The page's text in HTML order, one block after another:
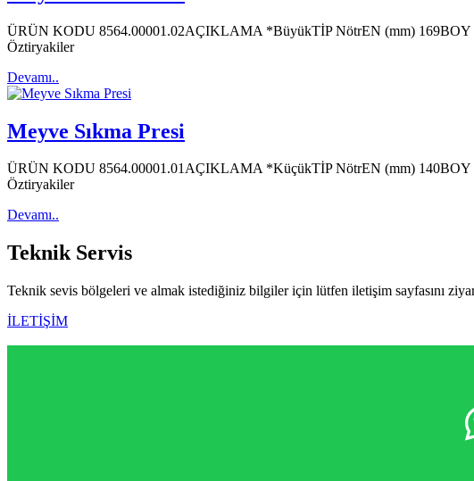
ÜRÜN KODU 8564.00001.02AÇIKLAMA *BüyükTİP NötrEN (mm)
Öztiryakiler
Devamı..
Meyve Sıkma Presi
ÜRÜN KODU 8564.00001.01AÇIKLAMA *KüçükTİP NötrEN (mm)
Öztiryakiler
Devamı..
Teknik Servis
Teknik sevis bölgeleri ve almak istediğiniz bilgiler için lütfen iletişim sayfasını
İLETİŞİM